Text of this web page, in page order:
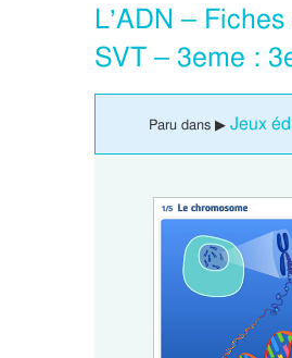
L’ADN –
SVT – 3eme :
Paru dans ▶ Jeux